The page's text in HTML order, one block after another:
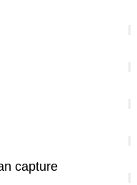
capture